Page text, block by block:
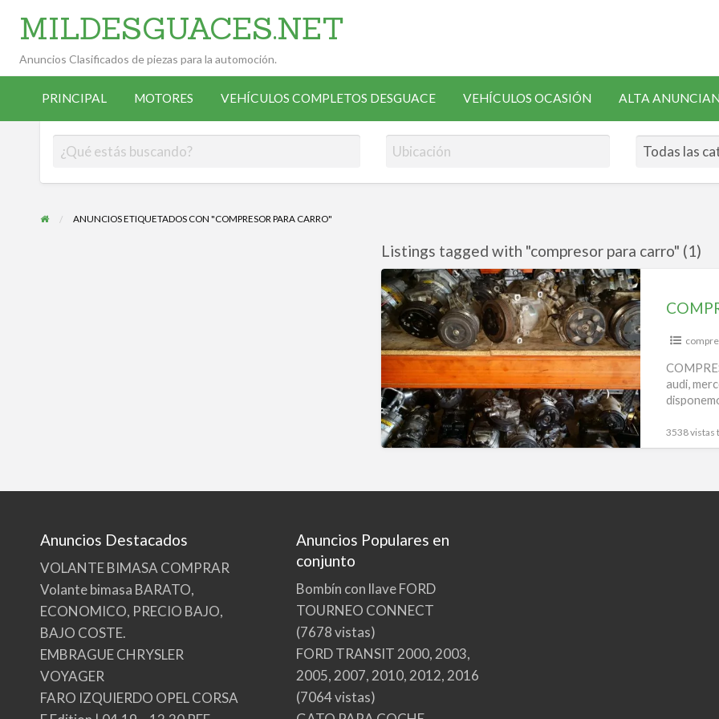
VEHÍCULOS
COMPLETOS
VEHÍCULOS
OCASIÓN
ALTA
ANUNCIANTE
SOLICITAR
RECAMBIOS
MILDESGUACES.NET
Anuncios Clasificados de piezas para la automoción.
PRINCIPAL MOTORES VEHÍCULOS COMPLETOS DESGUACE VEHÍCULOS OCASIÓN ALTA
ANUNCIOS ETIQUETADOS CON "COMPRESOR PARA CARRO"
Listings tagged with "compresor para carro" (1)
COMPRESORES
AIRE
ACONDICIONADO
audi,
3538 vistas
Anuncios Destacados
VOLANTE BIMASA COMPRAR
Volante bimasa BARATO,
ECONOMICO, PRECIO BAJO,
BAJO COSTE.
EMBRAGUE CHRYSLER
VOYAGER
FARO IZQUIERDO OPEL CORSA
Anuncios Populares en
conjunto
Bombín con llave FORD
TOURNEO CONNECT
(7678 vistas)
FORD TRANSIT 2000, 2003,
2005, 2007, 2010, 2012, 2016
(7064 vistas)